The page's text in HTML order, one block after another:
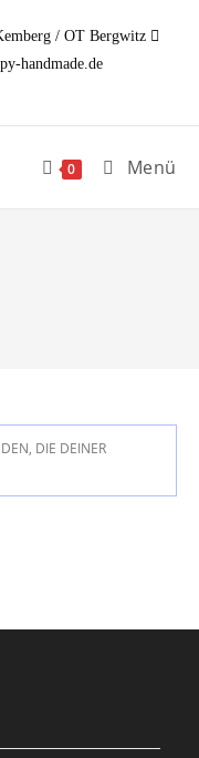
/ OT Bergwitz
handmade.de
0 Menü
DIE DEINER